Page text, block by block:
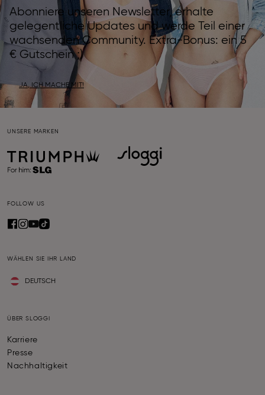
Abonniere unseren Newsletter, erhalte
gelegentliche Updates und werde Teil einer
wachsenden Community. Extra-Bonus: ein 5
€ Gutschein ;)
JA, ICH MACHE MIT!
UNSERE MARKEN
FOLLOW US
WÄHLEN SIE IHR LAND
DEUTSCH
ÜBER SLOGGI
Karriere
Presse
Nachhaltigkeit